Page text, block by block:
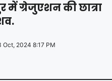
में ग्रेजुएशन की छात्रा
Oct, 2024 8:17 PM